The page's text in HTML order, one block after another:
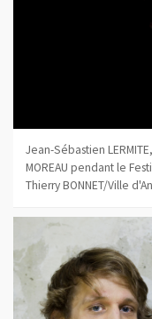
Jean-Sébastien
MOREAU pendant le
Thierry BONNET/Ville